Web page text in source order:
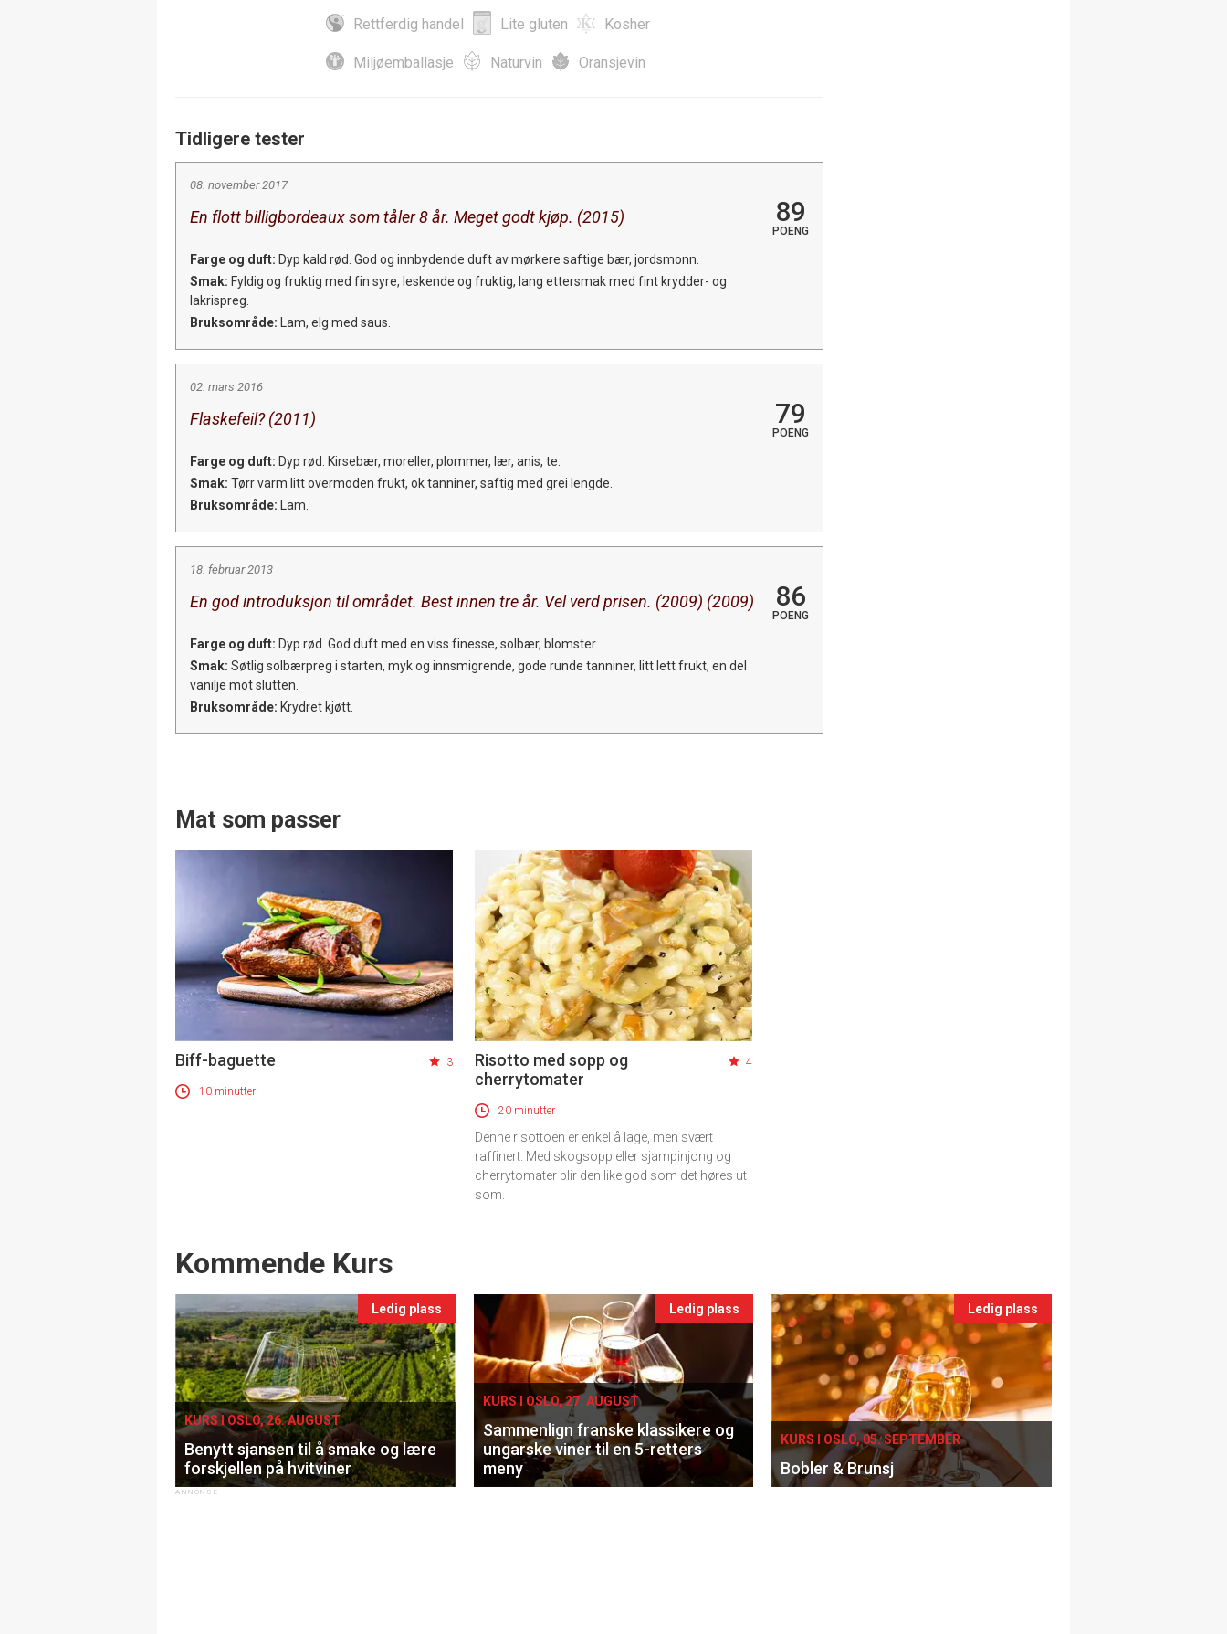
Rettferdig handel Lite gluten Kosher
Miljøemballasje Naturvin Oransjevin
Tidligere tester
08. november 2017
En flott billigbordeaux som tåler 8 år. Meget godt kjøp. (2015) 89
POENG
Farge og duft: Dyp kald rød. God og innbydende duft av mørkere saftige bær, jordsmonn.
Smak: Fyldig og fruktig med fin syre, leskende og fruktig, lang ettersmak med fint krydder- og
lakrispreg.
Bruksområde: Lam, elg med saus.
02. mars 2016
Flaskefeil? (2011) 79
POENG
Farge og duft: Dyp rød. Kirsebær, moreller, plommer, lær, anis, te.
Smak: Tørr varm litt overmoden frukt, ok tanniner, saftig med grei lengde.
Bruksområde: Lam.
18. februar 2013
En god introduksjon til området. Best innen tre år. Vel verd prisen. (2009) (2009) 86
POENG
Farge og duft: Dyp rød. God duft med en viss finesse, solbær, blomster.
Smak: Søtlig solbærpreg i starten, myk og innsmigrende, gode runde tanniner, litt lett frukt, en del
vanilje mot slutten.
Bruksområde: Krydret kjøtt.
Mat som passer
Biff-baguette 3
10 minutter
Risotto med sopp og
cherrytomater
4
20 minutter
Denne risottoen er enkel å lage, men svært
raffinert. Med skogsopp eller sjampinjong og
cherrytomater blir den like god som det høres ut
som.
Events
Kommende Kurs
Ledig plass
KURS I OSLO, 26. AUGUST
Benytt sjansen til å smake og lære
forskjellen på hvitviner
Ledig plass
KURS I OSLO, 27. AUGUST
Sammenlign franske klassikere og
ungarske viner til en 5-retters
meny
Ledig plass
KURS I OSLO, 05. SEPTEMBER
Bobler & Brunsj